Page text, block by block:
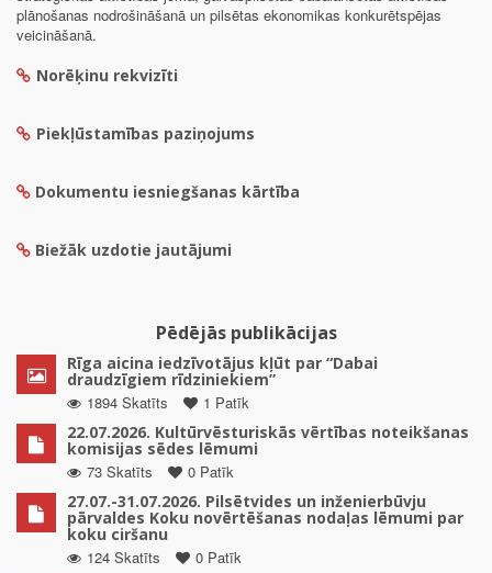
plānošanas nodrošināšanā un pilsētas ekonomikas konkurētspējas
veicināšanā.
Norēķinu rekvizīti
Piekļūstamības paziņojums
Dokumentu iesniegšanas kārtība
Biežāk uzdotie jautājumi
Pēdējās publikācijas
Rīga aicina iedzīvotājus kļūt par “Dabai
draudzīgiem rīdziniekiem”
1894 Skatīts
1 Patīk
22.07.2026. Kultūrvēsturiskās vērtības noteikšanas
komisijas sēdes lēmumi
73 Skatīts
0 Patīk
27.07.-31.07.2026. Pilsētvides un inženierbūvju
pārvaldes Koku novērtēšanas nodaļas lēmumi par
koku ciršanu
124 Skatīts
0 Patīk